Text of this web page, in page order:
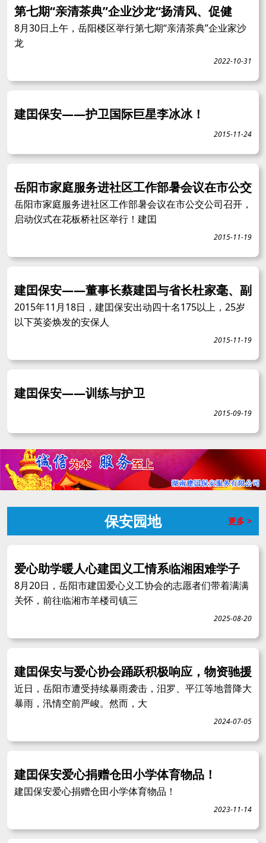
第七期“亲清茶典”企业沙龙“扬清风、促健
8月30日上午，岳阳楼区举行第七期“亲清茶典”企业家沙
龙
2022-10-31
建囯保安——护卫国际巨星李冰冰！
2015-11-24
岳阳市家庭服务进社区工作部暑会议在市公交
岳阳市家庭服务进社区工作部暑会议在市公交公司召开，
启动仪式在花板桥社区举行！建囯
2015-11-19
建囯保安——董事长蔡建囯与省长杜家毫、副
2015年11月18日，建囯保安出动四十名175以上，25岁
以下英姿焕发的安保人
2015-11-19
建囯保安——训练与护卫
2015-09-19
保安园地 更多 >
爱心助学暖人心建囯义工情系临湘困难学子
8月20日，岳阳市建囯爱心义工协会的志愿者们带着满满
关怀，前往临湘市羊楼司镇三
2025-08-20
建囯保安与爱心协会踊跃积极响应，物资驰援
近日，岳阳市遭受持续暴雨袭击，汨罗、平江等地普降大
暴雨，汛情空前严峻。然而，大
2024-07-05
建囯保安爱心捐赠仓田小学体育物品！
建囯保安爱心捐赠仓田小学体育物品！
2023-11-14